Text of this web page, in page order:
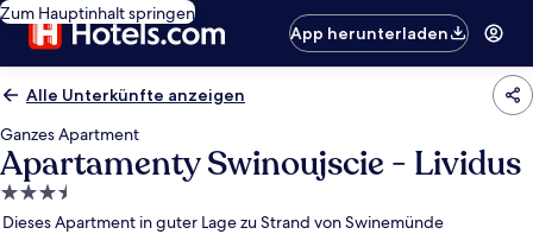
Zum Hauptinhalt springen
App herunterladen
Alle Unterkünfte anzeigen
Ganzes Apartment
Apartamenty Swinoujscie - Lividus
3.5-
Sterne-
Dieses Apartment in guter Lage zu Strand von Swinemünde